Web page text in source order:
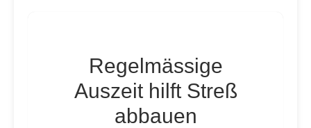
Regelmässige
Auszeit hilft Streß
abbauen